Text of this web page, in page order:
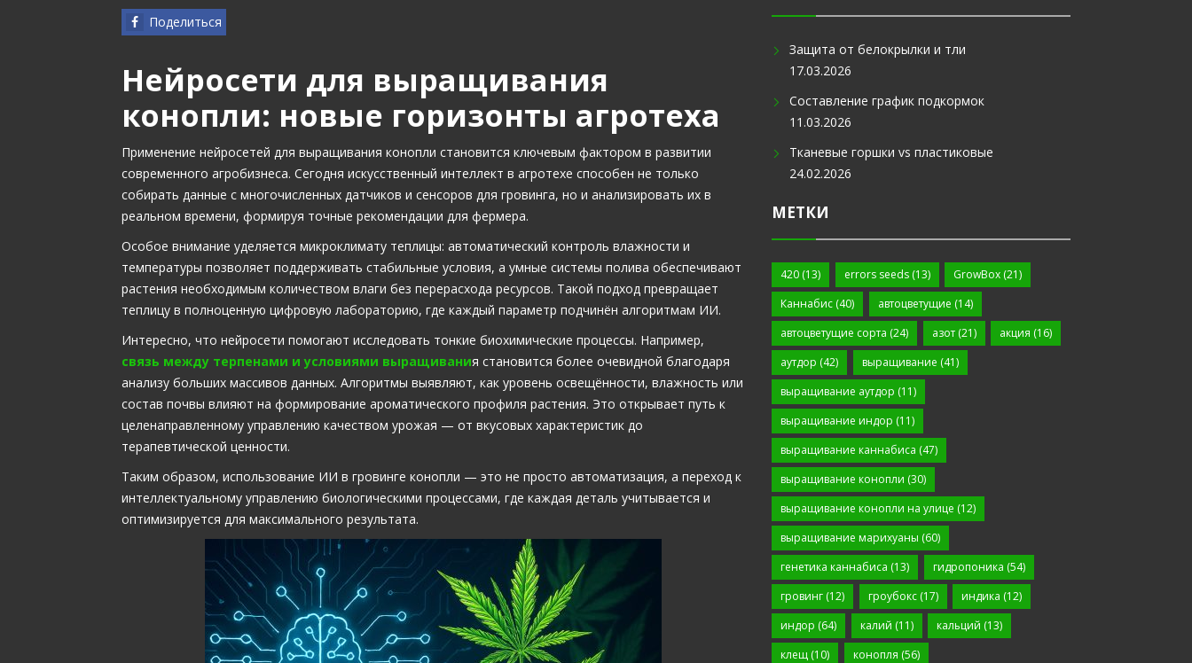
Поделиться
Нейросети для выращивания
конопли: новые горизонты агротеха
Применение нейросетей для выращивания конопли становится ключевым фактором в развитии
современного агробизнеса. Сегодня искусственный интеллект в агротехе способен не только
собирать данные с многочисленных датчиков и сенсоров для гровинга, но и анализировать их в
реальном времени, формируя точные рекомендации для фермера.
Особое внимание уделяется микроклимату теплицы: автоматический контроль влажности и
температуры позволяет поддерживать стабильные условия, а умные системы полива обеспечивают
растения необходимым количеством влаги без перерасхода ресурсов. Такой подход превращает
теплицу в полноценную цифровую лабораторию, где каждый параметр подчинён алгоритмам ИИ.
Интересно, что нейросети помогают исследовать тонкие биохимические процессы. Например,
связь между терпенами и условиями выращивания становится более очевидной благодаря
анализу больших массивов данных. Алгоритмы выявляют, как уровень освещённости, влажность или
состав почвы влияют на формирование ароматического профиля растения. Это открывает путь к
целенаправленному управлению качеством урожая — от вкусовых характеристик до
терапевтической ценности.
Таким образом, использование ИИ в гровинге конопли — это не просто автоматизация, а переход к
интеллектуальному управлению биологическими процессами, где каждая деталь учитывается и
оптимизируется для максимального результата.
Защита от белокрылки и тли
17.03.2026
Составление график подкормок
11.03.2026
Тканевые горшки vs пластиковые
24.02.2026
МЕТКИ
420 (13) errors seeds(13) GrowBox (21)
Каннабис (40) автоцветущие (14)
автоцветущие сорта (24) азот(21) акция (16)
аутдор (42) выращивание (41)
выращивание аутдор (11)
выращивание индор (11)
выращивание каннабиса (47)
выращивание конопли (30)
выращивание конопли на улице (12)
выращивание марихуаны (60)
генетика каннабиса (13) гидропоника (54)
гровинг (12) гроубокс(17) индика (12)
индор (64) калий (11) кальций (13)
клещ (10) конопля (56)